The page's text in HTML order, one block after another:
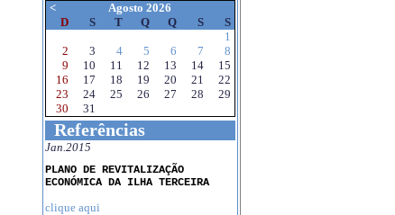
<
Agosto 2026
D
S T Q Q S
S
1
2
3 4 5 6 7
8
9
10 11 12 13 14
15
16
17 18 19 20 21
22
23
24 25 26 27 28
29
30
31
Referências
Jan.2015
PLANO DE REVITALIZAÇÃO
ECONÓMICA DA ILHA TERCEIRA
clique aqui